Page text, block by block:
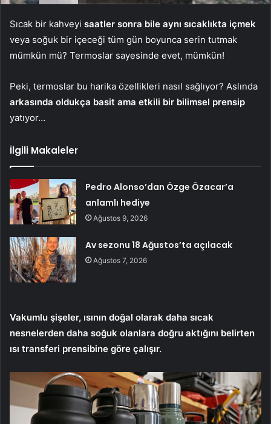
Sıcak bir kahveyi saatler sonra bile aynı sıcaklıkta içmek
veya soğuk bir içeceği tüm gün boyunca serin tutmak
mümkün mü? Termoslar sayesinde evet, mümkün!
Peki, termoslar bu harika özellikleri nasıl sağlıyor? Aslında
arkasında oldukça basit ama etkili bir bilimsel prensip
yatıyor…
İlgili Makaleler
Pedro Alonso’dan Özge Özacar’a
anlamlı hediye
Ağustos 9, 2026
Av sezonu 18 Ağustos’ta açılacak
Ağustos 7, 2026
Vakumlu şişeler, ısının doğal olarak daha sıcak
nesnelerden daha soğuk olanlara doğru aktığını belirten
ısı transferi prensibine göre çalışır.